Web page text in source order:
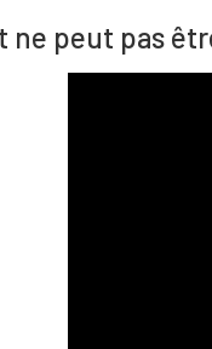
ne peut pas